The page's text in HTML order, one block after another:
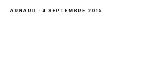
ARNAUD · 4 SEPTEMBRE 2015